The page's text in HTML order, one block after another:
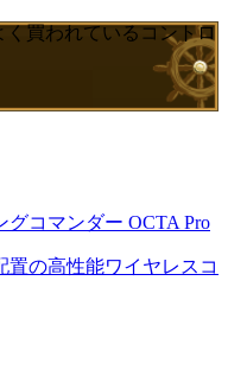
く買われているコントロ
コマンダー OCTA Pro
の高性能ワイヤレスコ